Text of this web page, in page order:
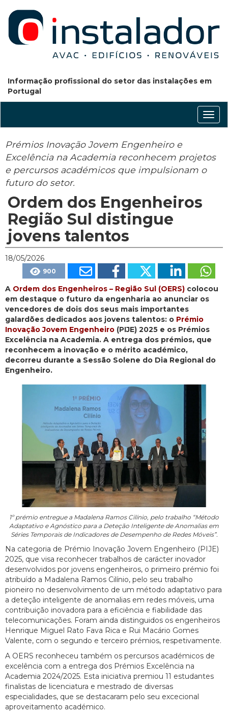
Informação profissional do setor das instalações em
Portugal
Prémios Inovação Jovem Engenheiro e
Excelência na Academia reconhecem projetos
e percursos académicos que impulsionam o
futuro do setor.
Ordem dos Engenheiros
Região Sul distingue
jovens talentos
18/05/2026
900
A Ordem dos Engenheiros – Região Sul (OERS) colocou
em destaque o futuro da engenharia ao anunciar os
vencedores de dois dos seus mais importantes
galardões dedicados aos jovens talentos: o Prémio
Inovação Jovem Engenheiro (PIJE) 2025 e os Prémios
Excelência na Academia. A entrega dos prémios, que
reconhecem a inovação e o mérito académico,
decorreu durante a Sessão Solene do Dia Regional do
Engenheiro.
1º prémio entregue a Madalena Ramos Cilínio, pelo trabalho “Método
Adaptativo e Agnóstico para a Deteção Inteligente de Anomalias em
Séries Temporais de Indicadores de Desempenho de Redes Móveis”.
Na categoria de Prémio Inovação Jovem Engenheiro (PIJE)
2025, que visa reconhecer trabalhos de carácter inovador
desenvolvidos por jovens engenheiros, o primeiro prémio foi
atribuído a Madalena Ramos Cilínio, pelo seu trabalho
pioneiro no desenvolvimento de um método adaptativo para
a deteção inteligente de anomalias em redes móveis, uma
contribuição inovadora para a eficiência e fiabilidade das
telecomunicações. Foram ainda distinguidos os engenheiros
Henrique Miguel Rato Fava Rica e Rui Macário Gomes
Valente, com o segundo e terceiro prémios, respetivamente.
A OERS reconheceu também os percursos académicos de
excelência com a entrega dos Prémios Excelência na
Academia 2024/2025. Esta iniciativa premiou 11 estudantes
finalistas de licenciatura e mestrado de diversas
especialidades, que se destacaram pelo seu excecional
aproveitamento académico.